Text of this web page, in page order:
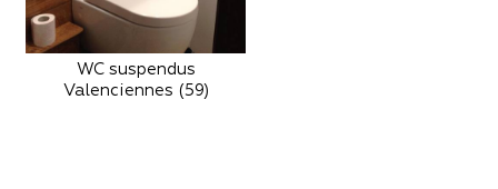
WC suspendus
Valenciennes (59)